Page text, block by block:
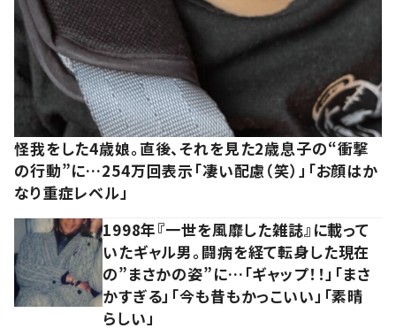
怪我をした4歳娘。直後、それを見た2歳息子の“衝撃
の行動”に…254万回表示「凄い配慮（笑）」「お顔はか
なり重症レベル」
1998年『一世を風靡した雑誌』に載って
いたギャル男。闘病を経て転身した現在
の”まさかの姿”に…「ギャップ！！」「まさ
かすぎる」「今も昔もかっこいい」「素晴
らしい」